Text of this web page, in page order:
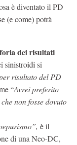
è diventato il PD
(e come) potrà
dei risultati
sinistroidi si
risultato del PD
“Avrei preferito
non fosse dovuto
è il
di una Neo-DC,